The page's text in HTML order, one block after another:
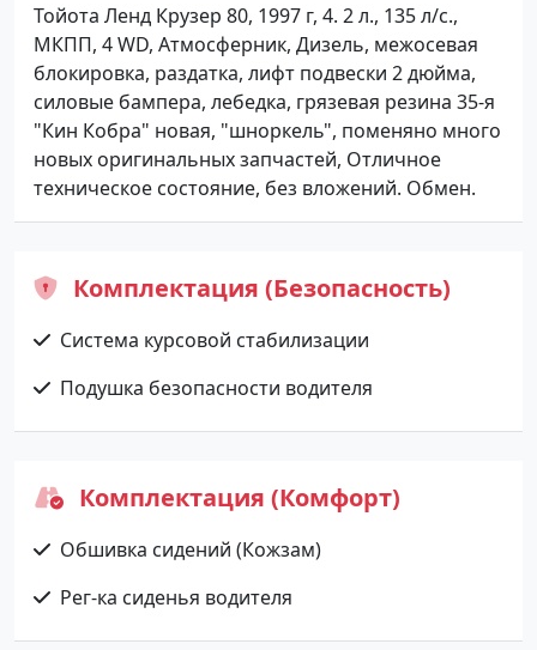
Тойота Ленд Крузер 80, 1997 г, 4. 2 л., 135 л/с.,
МКПП, 4 WD, Атмосферник, Дизель, межосевая
блокировка, раздатка, лифт подвески 2 дюйма,
силовые бампера, лебедка, грязевая резина 35-я
"Кин Кобра" новая, "шноркель", поменяно много
новых оригинальных запчастей, Отличное
техническое состояние, без вложений. Обмен.
Комплектация (Безопасность)
Система курсовой стабилизации
Подушка безопасности водителя
Комплектация (Комфорт)
Обшивка сидений (Кожзам)
Рег-ка сиденья водителя